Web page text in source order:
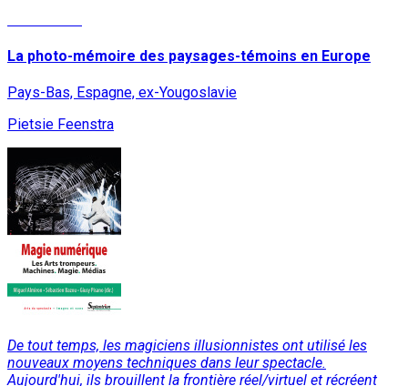
La photo-mémoire des paysages-témoins en Europe
Pays-Bas, Espagne, ex-Yougoslavie
Pietsie Feenstra
De tout temps, les magiciens illusionnistes ont utilisé les
nouveaux moyens techniques dans leur spectacle.
Aujourd'hui, ils brouillent la frontière réel/virtuel et récréent